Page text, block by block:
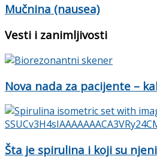
Mučnina (nausea)
Vesti i zanimljivosti
Nova nada za pacijente –
Šta je spirulina i koji su